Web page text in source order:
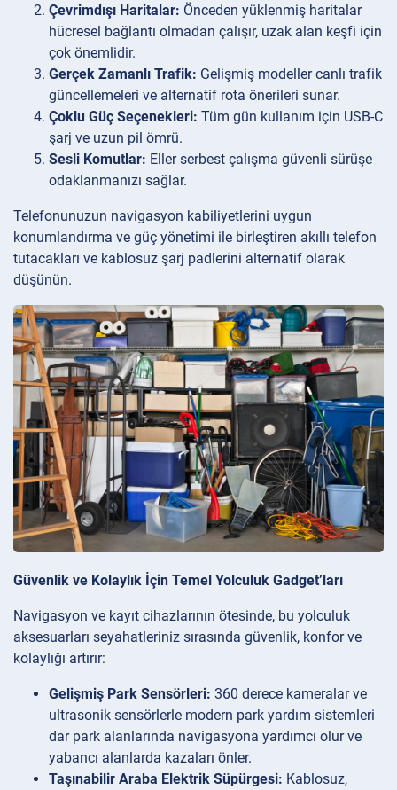
Çevrimdışı Haritalar: Önceden yüklenmiş haritalar
hücresel bağlantı olmadan çalışır, uzak alan keşfi için
çok önemlidir.
Gerçek Zamanlı Trafik: Gelişmiş modeller canlı trafik
güncellemeleri ve alternatif rota önerileri sunar.
Çoklu Güç Seçenekleri: Tüm gün kullanım için USB-C
şarj ve uzun pil ömrü.
Sesli Komutlar: Eller serbest çalışma güvenli sürüşe
odaklanmanızı sağlar.
Telefonunuzun navigasyon kabiliyetlerini uygun
konumlandırma ve güç yönetimi ile birleştiren akıllı telefon
tutacakları ve kablosuz şarj padlerini alternatif olarak
düşünün.
Güvenlik ve Kolaylık İçin Temel Yolculuk Gadget’ları
Navigasyon ve kayıt cihazlarının ötesinde, bu yolculuk
aksesuarları seyahatleriniz sırasında güvenlik, konfor ve
kolaylığı artırır:
Gelişmiş Park Sensörleri: 360 derece kameralar ve
ultrasonik sensörlerle modern park yardım sistemleri
dar park alanlarında navigasyona yardımcı olur ve
yabancı alanlarda kazaları önler.
Taşınabilir Araba Elektrik Süpürgesi: Kablosuz,